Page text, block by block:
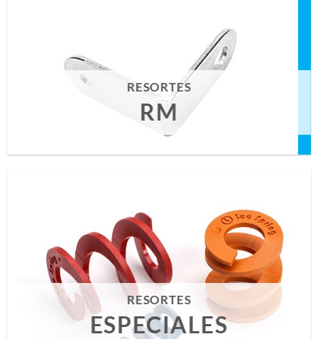
RESORTES
RM
RESORTES
ESPECIALES